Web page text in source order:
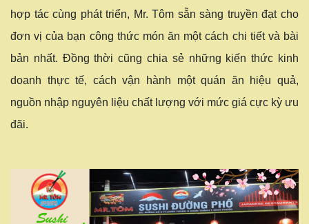
hợp tác cùng phát triển, Mr. Tôm sẵn sàng truyền đạt cho
đơn vị của bạn công thức món ăn một cách chi tiết và bài
bản nhất. Đồng thời cũng chia sẻ những kiến thức kinh
doanh thực tế, cách vận hành một quán ăn hiệu quả,
nguồn nhập nguyên liệu chất lượng với mức giá cực kỳ ưu
đãi.